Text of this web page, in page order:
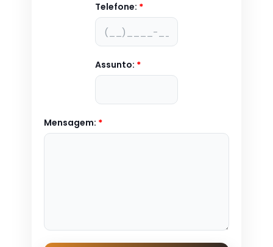
Telefone: *
Assunto: *
Mensagem: *